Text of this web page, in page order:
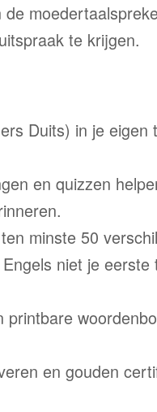
te krijgen.
Duits) in je eigen
en quizzen
minste 50
niet je
printbare
en gouden